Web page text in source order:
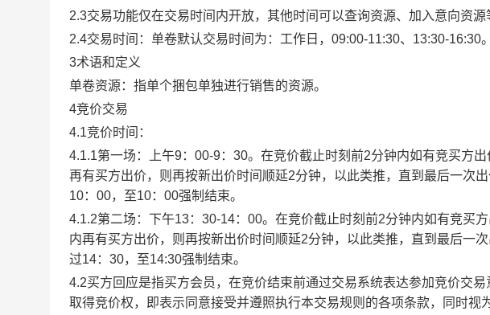
2.3交易功能仅在交易时间内开放，其他时间可以查询资源、加入意向资源
2.4交易时间：单卷默认交易时间为：工作日，09:00-11:30、13:30-16:30
3术语和定义
单卷资源：指单个捆包单独进行销售的资源。
4竞价交易
4.1竞价时间：
4.1.1第一场：上午9：00-9：30。在竞价截止时刻前2分钟内如有竞买方
再有买方出价，则再按新出价时间顺延2分钟，以此类推，直到最后一次
10：00，至10：00强制结束。
4.1.2第二场：下午13：30-14：00。在竞价截止时刻前2分钟内如有竞买
内再有买方出价，则再按新出价时间顺延2分钟，以此类推，直到最后一
过14：30，至14:30强制结束。
4.2买方回应是指买方会员，在竞价结束前通过交易系统表达参加竞价交
取得竞价权，即表示同意接受并遵照执行本交易规则的各项条款，同时视